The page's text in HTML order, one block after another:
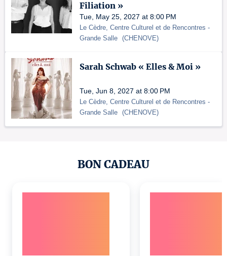
Filiation »
Tue, May 25, 2027 at 8:00 PM
Le Cèdre, Centre Culturel et de Rencontres -
Grande Salle (CHENOVE)
Sarah Schwab « Elles & Moi »
Tue, Jun 8, 2027 at 8:00 PM
Le Cèdre, Centre Culturel et de Rencontres -
Grande Salle (CHENOVE)
BON CADEAU